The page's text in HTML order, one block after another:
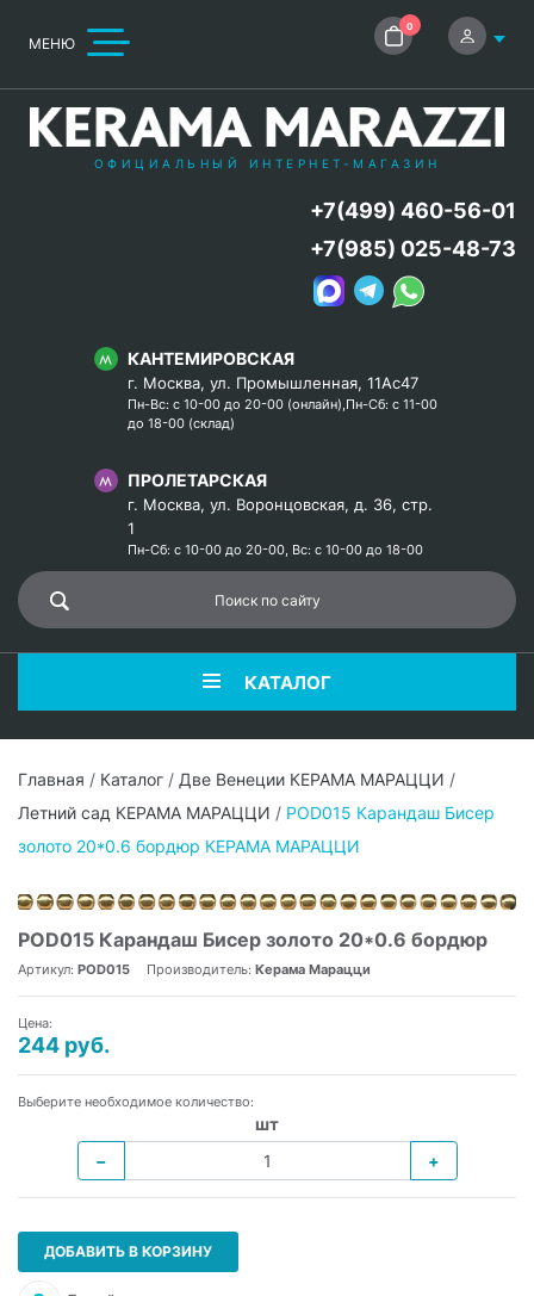
МЕНЮ
0
ОФИЦИАЛЬНЫЙ ИНТЕРНЕТ-МАГАЗИН
КАНТЕМИРОВСКАЯ
г. Москва, ул. Промышленная, 11Ас47
Пн-Вс: с 10-00 до 20-00 (онлайн),Пн-Сб: с 11-00
до 18-00 (склад)
ПРОЛЕТАРСКАЯ
г. Москва, ул. Воронцовская, д. 36, стр.
1
Пн-Сб: с 10-00 до 20-00, Вс: с 10-00 до 18-00
+7(499) 460-56-01
+7(985) 025-48-73
КАТАЛОГ
Главная / Каталог / Две Венеции КЕРАМА МАРАЦЦИ /
Летний сад КЕРАМА МАРАЦЦИ / POD015 Карандаш Бисер
золото 20*0.6 бордюр КЕРАМА МАРАЦЦИ
POD015 Карандаш Бисер золото 20*0.6 бордюр
Артикул: POD015 Производитель: Керама Марацци
Цена:
244 руб.
Выберите необходимое количество:
шт
−
+
ДОБАВИТЬ В КОРЗИНУ